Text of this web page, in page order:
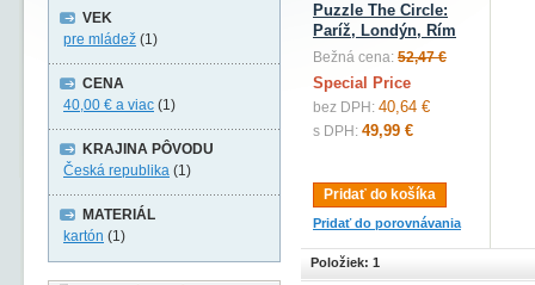
Puzzle The Circle:
Paríž, Londýn, Rím
Bežná cena: 52,47 €
Special Price
bez DPH: 40,64 €
s DPH: 49,99 €
Pridať do košíka
Pridať do porovnávania
Položiek: 1
VEK
pre mládež (1)
CENA
40,00 € a viac (1)
KRAJINA PÔVODU
Česká republika (1)
MATERIÁL
kartón (1)